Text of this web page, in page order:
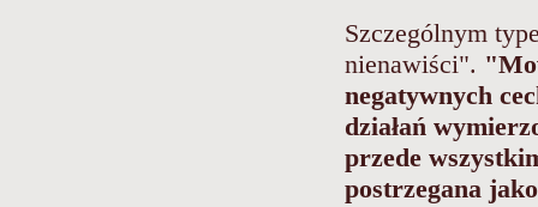
Szczególnym
nienawiści".
negatywnych
działań
przede
postrzegana